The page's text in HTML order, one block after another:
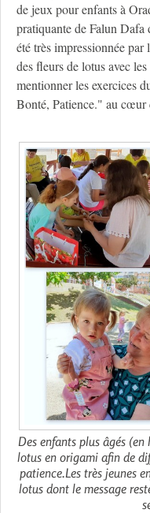
de jeux pour enfants à
pratiquante de Falun Dafa
été très impressionnée
des fleurs de lotus avec
mentionner les exercices
Bonté, Patience." au cœur
Des enfants plus âgés
lotus en origami afin de
patience.Les très jeunes
lotus dont le message